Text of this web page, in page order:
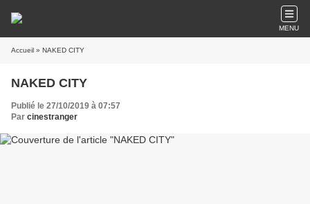
MENU
Accueil » NAKED CITY
NAKED CITY
Publié le 27/10/2019 à 07:57
Par cinestranger